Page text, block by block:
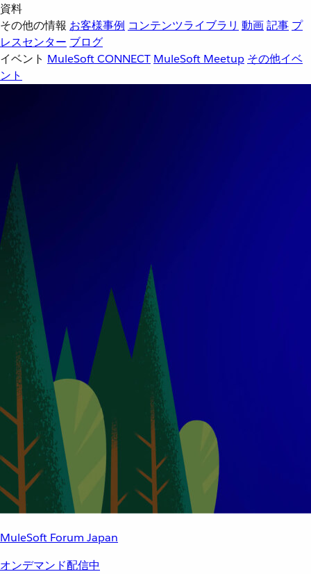
資料
その他の情報 お客様事例 コンテンツライブラリ 動画記事 プ
レスセンター ブログ
イベント MuleSoft CONNECT MuleSoft Meetup その他イベ
ント
MuleSoft Forum Japan
オンデマンド配信中